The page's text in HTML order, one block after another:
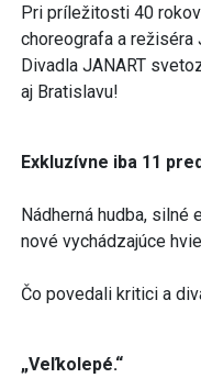
Pri príležitosti 40
choreografa a režiséra
Divadla JANART
aj Bratislavu!
Exkluzívne iba 11
Nádherná hudba, silné
nové vychádzajúce
Čo povedali kritici a
„Veľkolepé.“